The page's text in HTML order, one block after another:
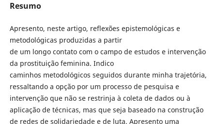
Resumo
Apresento, neste artigo, reflexões epistemológicas e
metodológicas produzidas a partir
de um longo contato com o campo de estudos e intervenção
da prostituição feminina. Indico
caminhos metodológicos seguidos durante minha trajetória,
ressaltando a opção por um processo de pesquisa e
intervenção que não se restrinja à coleta de dados ou à
aplicação de técnicas, mas que seja baseado na construção
de redes de solidariedade e de luta. Apresento uma